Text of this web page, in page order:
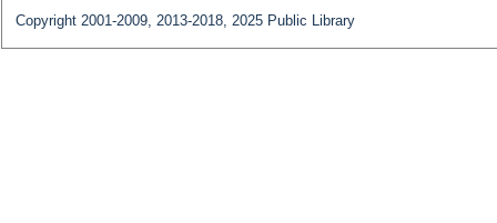
Copyright 2001-2009, 2013-2018, 2025 Public Library